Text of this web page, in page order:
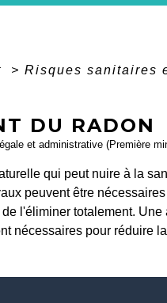
> Risques sanitaires
DU RADON
et administrative (Première
qui peut nuire à la
peuvent être
l'éliminer totalement.
nécessaires pour réduire